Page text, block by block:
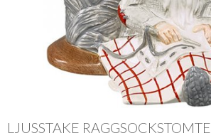
LJUSSTAKE RAGGSOCKSTOMTE